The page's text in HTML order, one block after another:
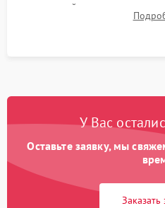
до нужной температуры,
штатного слива и
У Вас
Оставьте заявку, мы
Заказать